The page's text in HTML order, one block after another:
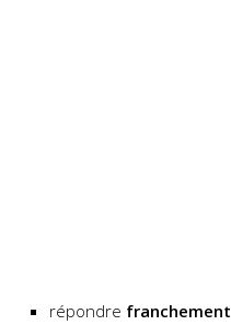
répondre franchement